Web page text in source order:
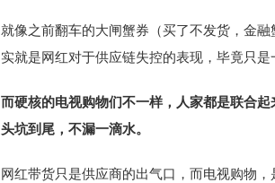
就像之前翻车的大闸蟹券（买了不发货，金
实就是网红对于供应链失控的表现，毕竟只是
而硬核的电视购物们不一样，人家都是联合
头坑到尾，不漏一滴水。
网红带货只是供应商的出气口，而电视购物，